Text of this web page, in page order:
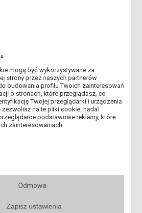
(pdf, 724.86K)
użytkownika USOS (pdf,
dodawania zdjęcia do
mogą być wykorzystywane za
strony przez naszych partnerów
budowania profilu Twoich zainteresowań
o stronach, które przeglądasz, co
Twojej przeglądarki i urządzenia
na te pliki cookie, nadal
podstawowe reklamy, które
zainteresowaniach.
Odmowa
Zapisz ustawienia